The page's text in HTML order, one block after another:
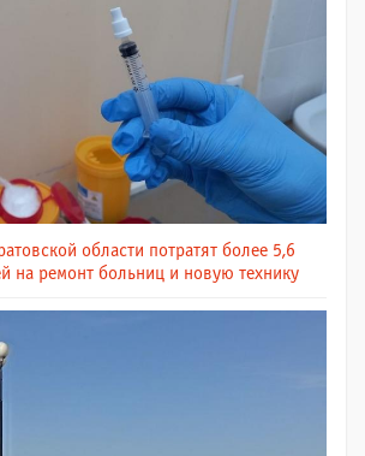
области потратят более 5,6
на ремонт больниц и новую технику